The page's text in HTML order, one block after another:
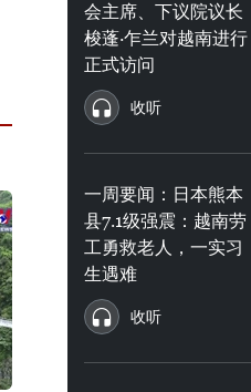
会主席、下议院议长
梭蓬·乍兰对越南进行
正式访问
收听
一周要闻：日本熊本
县7.1级强震：越南劳
工勇救老人，一实习
生遇难
收听